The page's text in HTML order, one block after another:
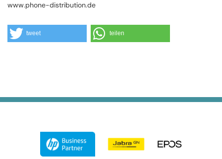
www.phone-distribution.de
tweet teilen